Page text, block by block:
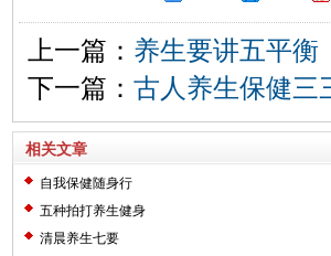
上一篇： 养生要讲五平衡
下一篇： 古人养生保健三
相关文章
自我保健随身行
五种拍打养生健身
清晨养生七要